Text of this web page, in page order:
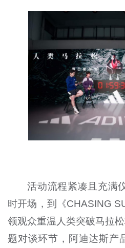
活动流程紧凑且充满
时开场，到《CHASING
领观众重温人类突破马拉
题对谈环节，阿迪达斯产